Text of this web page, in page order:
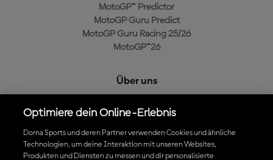
MotoGP™ Predictor
MotoGP Guru Predict
MotoGP Guru Racing 25/26
MotoGP™26
Über uns
Cookie-Richtlinien
Geschäftsbedingungen
Datenschutzrichtlinien
Optimiere dein Online-Erlebnis
Dorna Sports und deren Partner verwenden Cookies und ähnliche
Technologien, um deine Interaktion mit unseren Websites,
Produkten und Diensten zu messen und dir personalisierte